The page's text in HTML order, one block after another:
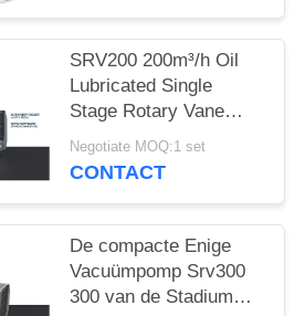
SRV200 200m³/h Oil
Lubricated Single
Stage Rotary Vane
Vacuum Pump for
Industrial Vacuum
Negotiate MOQ:1 set
CONTACT
De compacte Enige
Vacuümpomp Srv300
300 van de Stadium